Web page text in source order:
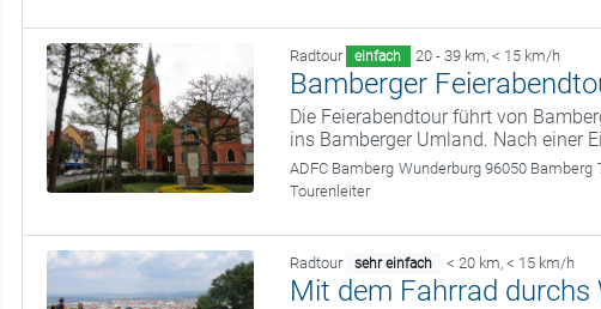
Radtour einfach 20 - 39 km, < 15 km/h
Bamberger
Die Feierabendtour führt von
ins Bamberger Umland. Nach einer
ADFC Bamberg Wunderburg 96050 Bamberg
Tourenleiter
Radtour sehr einfach < 20 km, < 15 km/h
Mit dem Fahrrad durchs